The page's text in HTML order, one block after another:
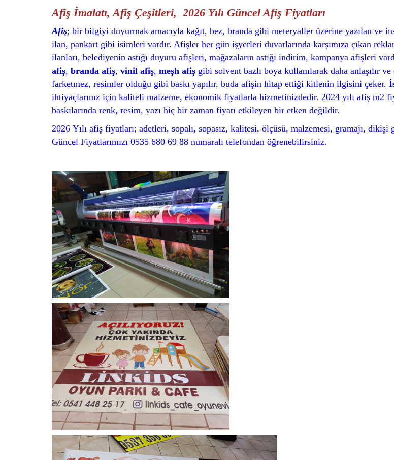
Afiş İmalatı, Afiş Çeşitleri, 2026 Yılı Güncel Afiş Fiyatları
Afiş; bir bilgiyi duyurmak amacıyla kağıt, bez, branda gibi meteryaller üzerine yazılan ve
ilan, pankart gibi isimleri vardır. Afişler her gün işyerleri duvarlarında karşımıza çıkan
ilanları, belediyenin astığı duyuru afişleri, mağazaların astığı indirim, kampanya afişleri
afiş, branda afiş, vinil afiş, meşh afiş gibi solvent bazlı boya kullanılarak daha anlaşılır
farketmez, resimler olduğu gibi baskı yapılır, buda afişin hitap ettiği kitlenin ilgisini çeker.
ihtiyaçlarınız için kaliteli malzeme, ekonomik fiyatlarla hizmetinizdedir. 2024 yılı afiş m2
baskılarında renk, resim, yazı hiç bir zaman fiyatı etkileyen bir etken değildir.
2026 Yılı afiş fiyatları; adetleri, sopalı, sopasız, kalitesi, ölçüsü, malzemesi, gramajı,
Güncel Fiyatlarımızı 0535 680 69 88 numaralı telefondan öğrenebilirsiniz.